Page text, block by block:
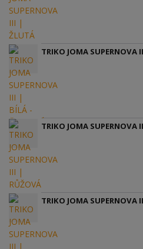
TRIKO JOMA SUPERNOVA
TRIKO JOMA SUPERNOVA
TRIKO JOMA